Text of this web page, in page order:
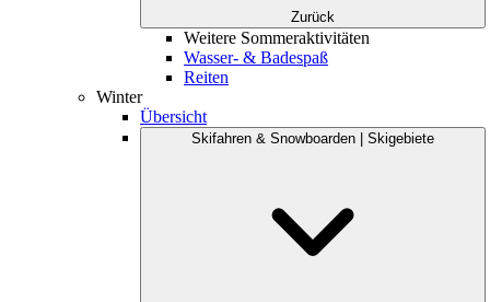
Zurück
Weitere Sommeraktivitäten
Wasser- & Badespaß
Reiten
Winter
Übersicht
Skifahren & Snowboarden | Skigebiete